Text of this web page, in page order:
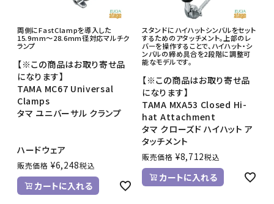
両側にFastClampを導入した
15.9mm～28.6mm径対応マルチク
ランプ
【※この商品はお取り寄せ品
になります】
TAMA MC67 Universal
Clamps
タマ ユニバーサル クランプ
ハードウェア
販売価格 ¥6,248税込
カートに入れる
スタンドにハイハットシンバルをセット
するためのアタッチメント。上部のレ
バーを操作することで、ハイハット・シ
ンバルの締め具合を2段階に調整可
能なモデルです。
【※この商品はお取り寄せ品
になります】
TAMA MXA53 Closed Hi-
hat Attachment
タマ クローズド ハイハット ア
タッチメント
販売価格 ¥8,712税込
カートに入れる